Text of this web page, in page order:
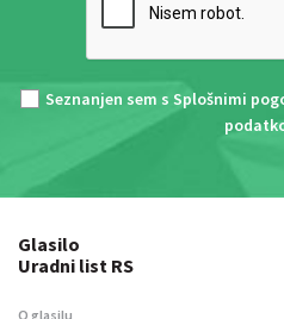
Seznanjen sem s Splošnimi
Glasilo
Uradni list RS
O glasilu